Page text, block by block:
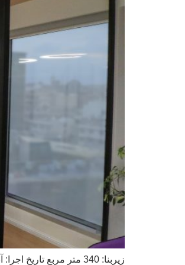
زیربنا: 340 متر مربع تاریخ اجرا: آبان 1399 آدرس: خیابان عباس آباد- مجتمع نگین آزادی